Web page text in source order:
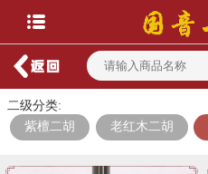
二级分类:
紫檀二胡
老红木二胡